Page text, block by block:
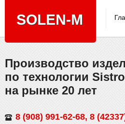
SOLEN-M
Производствo
по технологии
на рынке 20 лет
8 (908) 991-62-68, 8